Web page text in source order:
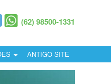
(62) 98500-1331
ANTIGO SITE